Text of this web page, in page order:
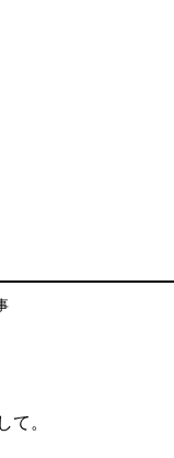
て。